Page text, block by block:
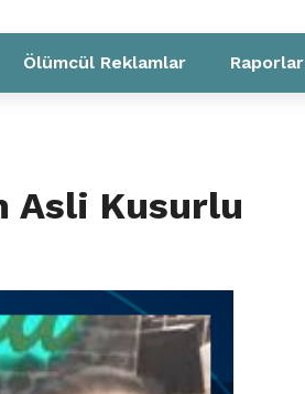
Ölümcül Reklamlar Raporlar
Asli Kusurlu